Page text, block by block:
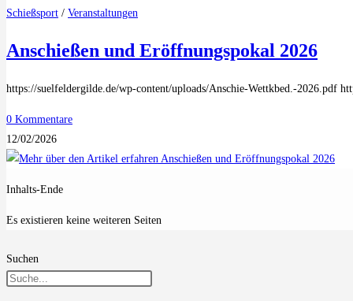
Schießsport / Veranstaltungen
Anschießen und Eröffnungspokal 2026
https://suelfeldergilde.de/wp-content/uploads/Anschie-Wettkbed.-2026.pdf
0 Kommentare
12/02/2026
Inhalts-Ende
Es existieren keine weiteren Seiten
Suchen